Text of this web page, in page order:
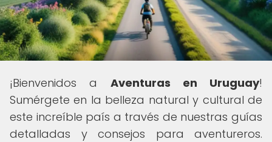
¡Bienvenidos a Aventuras en Uruguay!
Sumérgete en la belleza natural y cultural de
este increíble país a través de nuestras guías
detalladas y consejos para aventureros.